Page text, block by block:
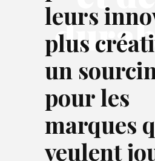
leurs
plus
un
pour les
marques
veulent